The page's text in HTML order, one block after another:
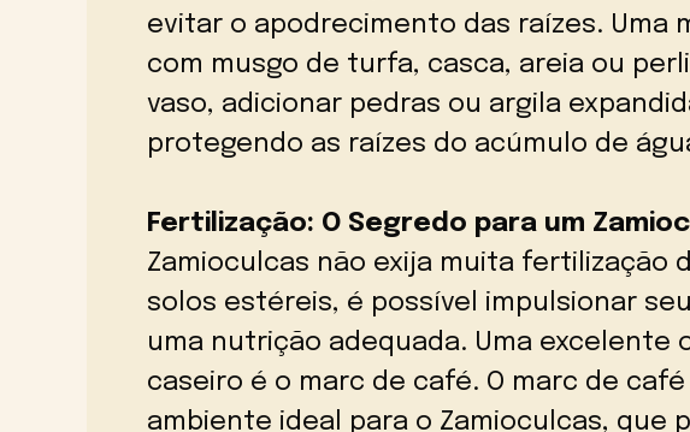
evitar o apodrecimento das raízes. Uma
com musgo de turfa, casca, areia ou
vaso, adicionar pedras ou argila
protegendo as raízes do acúmulo de
Fertilização: O Segredo para um
Zamioculcas não exija muita fertilização
solos estéreis, é possível impulsionar
uma nutrição adequada. Uma excelente
caseiro é o marc de café. O marc de
ambiente ideal para o Zamioculcas, que